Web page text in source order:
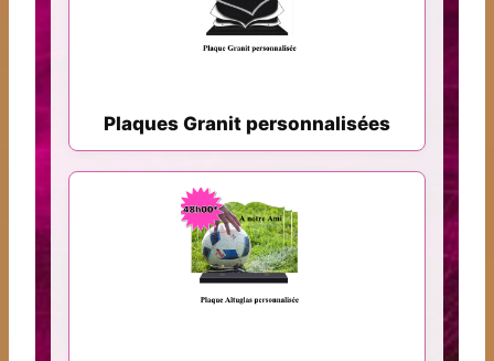
Plaques Granit personnalisées